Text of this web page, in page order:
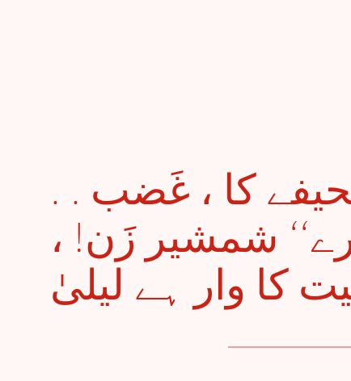
. . شرارت کے صحیفے کا ، غَضب
شمشیر زَن! ،